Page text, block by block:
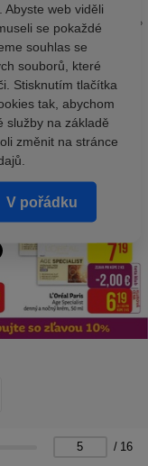
/ 16
web viděli
se pokaždé
souhlas se
souborů, které
Stisknutím tlačítka
tak, abychom
služby na základě
změnit na stránce
V pořádku